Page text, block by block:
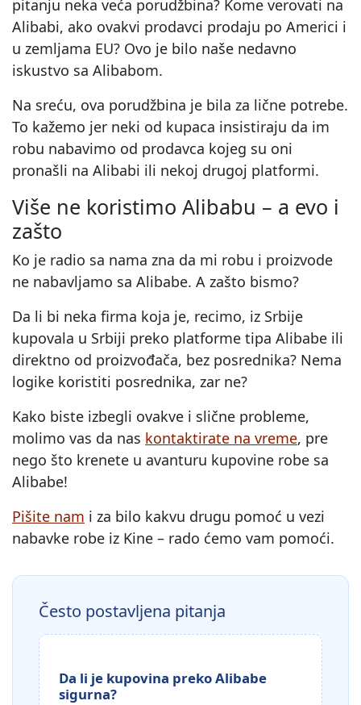
pitanju neka veća porudžbina? Kome verovati na
Alibabi, ako ovakvi prodavci prodaju po Americi i
u zemljama EU? Ovo je bilo naše nedavno
iskustvo sa Alibabom.
Na sreću, ova porudžbina je bila za lične potrebe.
To kažemo jer neki od kupaca insistiraju da im
robu nabavimo od prodavca kojeg su oni
pronašli na Alibabi ili nekoj drugoj platformi.
Više ne koristimo Alibabu – a evo i
zašto
Ko je radio sa nama zna da mi robu i proizvode
ne nabavljamo sa Alibabe. A zašto bismo?
Da li bi neka firma koja je, recimo, iz Srbije
kupovala u Srbiji preko platforme tipa Alibabe ili
direktno od proizvođača, bez posrednika? Nema
logike koristiti posrednika, zar ne?
Kako biste izbegli ovakve i slične probleme,
molimo vas da nas kontaktirate na vreme, pre
nego što krenete u avanturu kupovine robe sa
Alibabe!
Pišite nam i za bilo kakvu drugu pomoć u vezi
nabavke robe iz Kine – rado ćemo vam pomoći.
Često postavljena pitanja
Da li je kupovina preko Alibabe
sigurna?